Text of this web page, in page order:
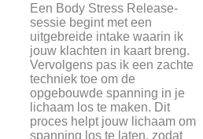
Een Body Stress Release-
sessie begint met een
uitgebreide intake waarin ik
jouw klachten in kaart breng.
Vervolgens pas ik een zachte
techniek toe om de
opgebouwde spanning in je
lichaam los te maken. Dit
proces helpt jouw lichaam om
spanning los te laten, zodat